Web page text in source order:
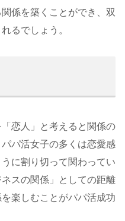
係を築くことができ、双
るでしょう。
恋人」と考えると関係の
パ活女子の多くは恋愛感
に割り切って関わってい
スの関係」としての距離
楽しむことがパパ活成功